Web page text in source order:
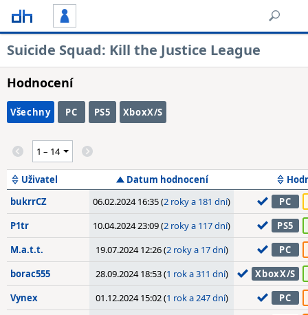
Suicide Squad: Kill the Justice League
Hodnocení
Všechny PC PS5 XboxX/S
Uživatel Datum hodnocení
bukrrCZ
06.02.2024 16:35 (2 roky a 181 dní)
PC
P1tr
10.04.2024 23:09 (2 roky a 117 dní)
PS5
M.a.t.t.
19.07.2024 12:26 (2 roky a 17 dní)
PC
borac555
28.09.2024 18:53 (1 rok a 311 dní)
XboxX/S
Vynex
01.12.2024 15:02 (1 rok a 247 dní)
PC